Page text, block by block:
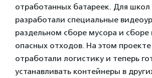
отработанных батареек. Для
разработали специальные
раздельном сборе мусора и
опасных отходов. На этом
отработали логистику и теперь
устанавливать контейнеры в